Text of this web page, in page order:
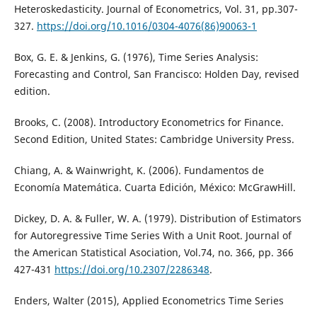
Heteroskedasticity. Journal of Econometrics, Vol. 31, pp.307-
327. https://doi.org/10.1016/0304-4076(86)90063-1
Box, G. E. & Jenkins, G. (1976), Time Series Analysis:
Forecasting and Control, San Francisco: Holden Day, revised
edition.
Brooks, C. (2008). Introductory Econometrics for Finance.
Second Edition, United States: Cambridge University Press.
Chiang, A. & Wainwright, K. (2006). Fundamentos de
Economía Matemática. Cuarta Edición, México: McGrawHill.
Dickey, D. A. & Fuller, W. A. (1979). Distribution of Estimators
for Autoregressive Time Series With a Unit Root. Journal of
the American Statistical Asociation, Vol.74, no. 366, pp. 366
427-431 https://doi.org/10.2307/2286348.
Enders, Walter (2015), Applied Econometrics Time Series